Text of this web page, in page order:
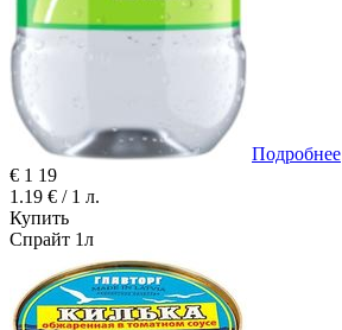
Подробнее
€ 1 19
1.19 € / 1 л.
Купить
Спрайт 1л